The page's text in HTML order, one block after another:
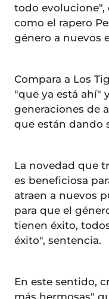
todo evolucione",
como el rapero
género a nuevos
Compara a Los
"que ya está ahí"
generaciones de
que están dando
La novedad que
es beneficiosa
atraen a nuevos
para que el
tienen éxito,
éxito", sentencia.
En este sentido,